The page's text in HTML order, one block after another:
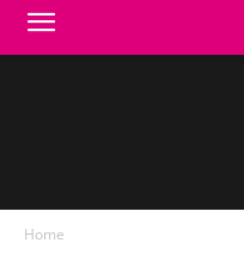
Home